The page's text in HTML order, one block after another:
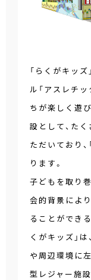
「らくがキッ
ル「アスレチ
ちが楽しく遊
設として、た
ただいており
ります。
子どもを取り
会的背景によ
ることができ
くがキッズ」
や周辺環境に
型レジャー施